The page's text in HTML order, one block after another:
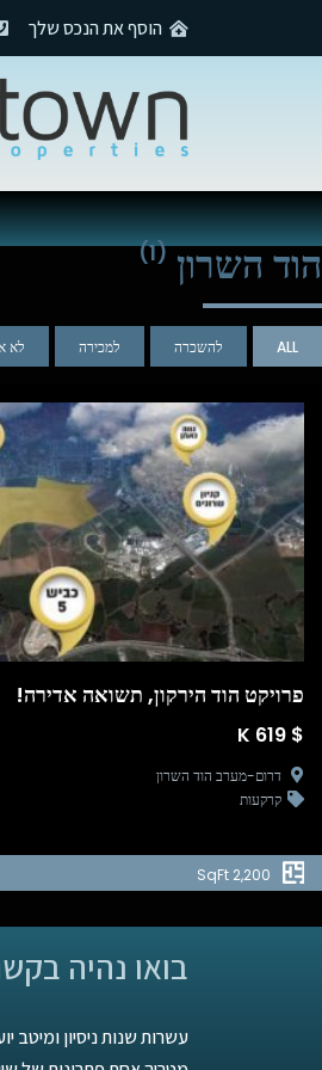
הוסף את הנכס שלך
הוד השרון(1)
ALL להשכרה למכירה לא
פרויקט הוד הירקון, תשואה אדירה!
$ K 619
דרום-מערב הוד השרון
קרקעות
2,200 SqFt
בואו נהיה
עשרות שנות ניסיון ומיטב